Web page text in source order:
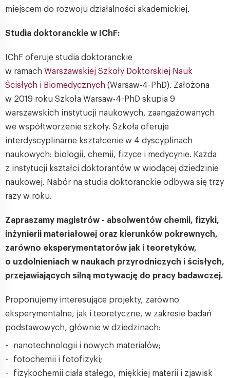
miejscem do rozwoju działalności akademickiej.
Studia doktoranckie w IChF:
IChF oferuje studia doktoranckie
w ramach Warszawskiej Szkoły Doktorskiej Nauk
Ścisłych i Biomedycznych (Warsaw-4-PhD). Założona
w 2019 roku Szkoła Warsaw-4-PhD skupia 9
warszawskich instytucji naukowych, zaangażowanych
we współtworzenie szkoły. Szkoła oferuje
interdyscyplinarne kształcenie w 4 dyscyplinach
naukowych: biologii, chemii, fizyce i medycynie. Każda
z instytucji kształci doktorantów w wiodącej dziedzinie
naukowej. Nabór na studia doktoranckie odbywa się trzy
razy w roku.
Zapraszamy magistrów - absolwentów chemii, fizyki,
inżynierii materiałowej oraz kierunków pokrewnych,
zarówno eksperymentatorów jak i teoretyków,
o uzdolnieniach w naukach przyrodniczych i ścisłych,
przejawiających silną motywację do pracy badawczej.
Proponujemy interesujące projekty, zarówno
eksperymentalne, jak i teoretyczne, w zakresie badań
podstawowych, głównie w dziedzinach:
nanotechnologii i nowych materiałów;
fotochemii i fotofizyki;
fizykochemii ciała stałego, miękkiej materii i zjawisk